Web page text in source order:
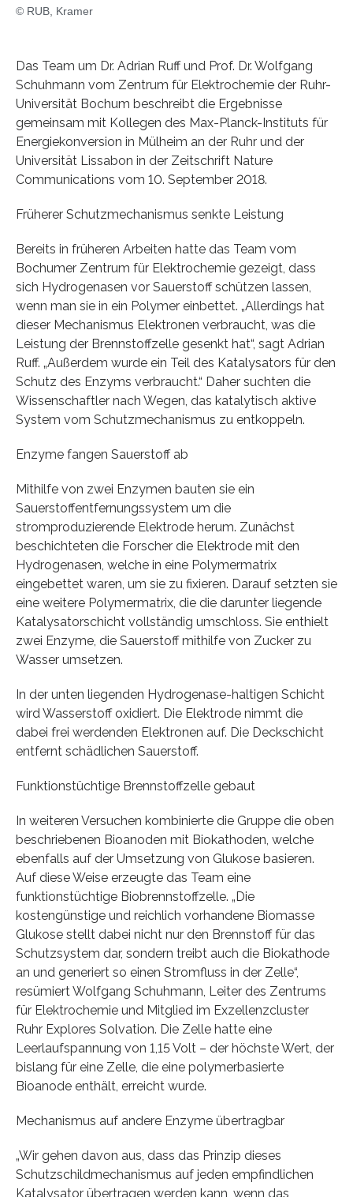
© RUB, Kramer
Das Team um Dr. Adrian Ruff und Prof. Dr. Wolfgang
Schuhmann vom Zentrum für Elektrochemie der Ruhr-
Universität Bochum beschreibt die Ergebnisse
gemeinsam mit Kollegen des Max-Planck-Instituts für
Energiekonversion in Mülheim an der Ruhr und der
Universität Lissabon in der Zeitschrift Nature
Communications vom 10. September 2018.
Früherer Schutzmechanismus senkte Leistung
Bereits in früheren Arbeiten hatte das Team vom
Bochumer Zentrum für Elektrochemie gezeigt, dass
sich Hydrogenasen vor Sauerstoff schützen lassen,
wenn man sie in ein Polymer einbettet. „Allerdings hat
dieser Mechanismus Elektronen verbraucht, was die
Leistung der Brennstoffzelle gesenkt hat“, sagt Adrian
Ruff. „Außerdem wurde ein Teil des Katalysators für den
Schutz des Enzyms verbraucht.“ Daher suchten die
Wissenschaftler nach Wegen, das katalytisch aktive
System vom Schutzmechanismus zu entkoppeln.
Enzyme fangen Sauerstoff ab
Mithilfe von zwei Enzymen bauten sie ein
Sauerstoffentfernungssystem um die
stromproduzierende Elektrode herum. Zunächst
beschichteten die Forscher die Elektrode mit den
Hydrogenasen, welche in eine Polymermatrix
eingebettet waren, um sie zu fixieren. Darauf setzten sie
eine weitere Polymermatrix, die die darunter liegende
Katalysatorschicht vollständig umschloss. Sie enthielt
zwei Enzyme, die Sauerstoff mithilfe von Zucker zu
Wasser umsetzen.
In der unten liegenden Hydrogenase-haltigen Schicht
wird Wasserstoff oxidiert. Die Elektrode nimmt die
dabei frei werdenden Elektronen auf. Die Deckschicht
entfernt schädlichen Sauerstoff.
Funktionstüchtige Brennstoffzelle gebaut
In weiteren Versuchen kombinierte die Gruppe die oben
beschriebenen Bioanoden mit Biokathoden, welche
ebenfalls auf der Umsetzung von Glukose basieren.
Auf diese Weise erzeugte das Team eine
funktionstüchtige Biobrennstoffzelle. „Die
kostengünstige und reichlich vorhandene Biomasse
Glukose stellt dabei nicht nur den Brennstoff für das
Schutzsystem dar, sondern treibt auch die Biokathode
an und generiert so einen Stromfluss in der Zelle“,
resümiert Wolfgang Schuhmann, Leiter des Zentrums
für Elektrochemie und Mitglied im Exzellenzcluster
Ruhr Explores Solvation. Die Zelle hatte eine
Leerlaufspannung von 1,15 Volt – der höchste Wert, der
bislang für eine Zelle, die eine polymerbasierte
Bioanode enthält, erreicht wurde.
Mechanismus auf andere Enzyme übertragbar
„Wir gehen davon aus, dass das Prinzip dieses
Schutzschildmechanismus auf jeden empfindlichen
Katalysator übertragen werden kann, wenn das